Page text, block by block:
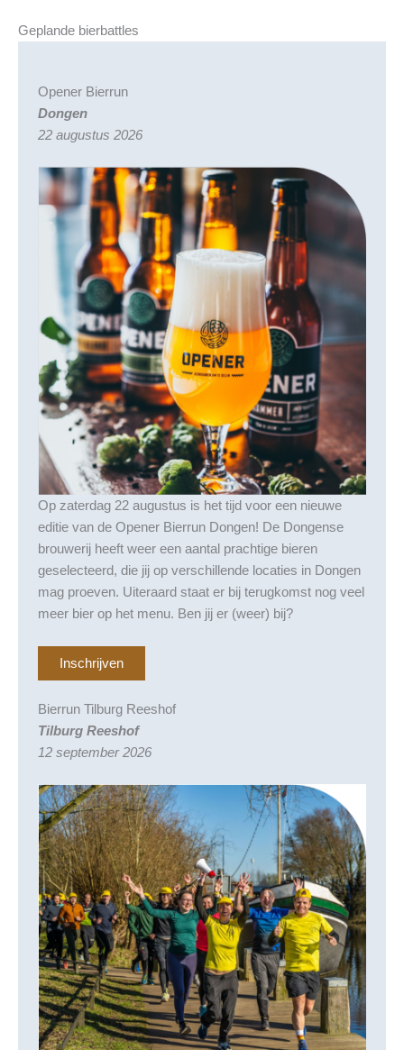
Geplande bierbattles
Opener Bierrun
Dongen
22 augustus 2026
Op zaterdag 22 augustus is het tijd voor een nieuwe
editie van de Opener Bierrun Dongen! De Dongense
brouwerij heeft weer een aantal prachtige bieren
geselecteerd, die jij op verschillende locaties in Dongen
mag proeven. Uiteraard staat er bij terugkomst nog veel
meer bier op het menu. Ben jij er (weer) bij?
Inschrijven
Bierrun Tilburg Reeshof
Tilburg Reeshof
12 september2026